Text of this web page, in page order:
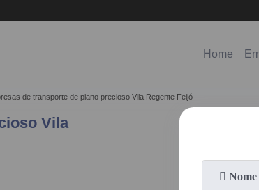
Home
de transporte de piano precioso Vila Regente Feijó
Vila